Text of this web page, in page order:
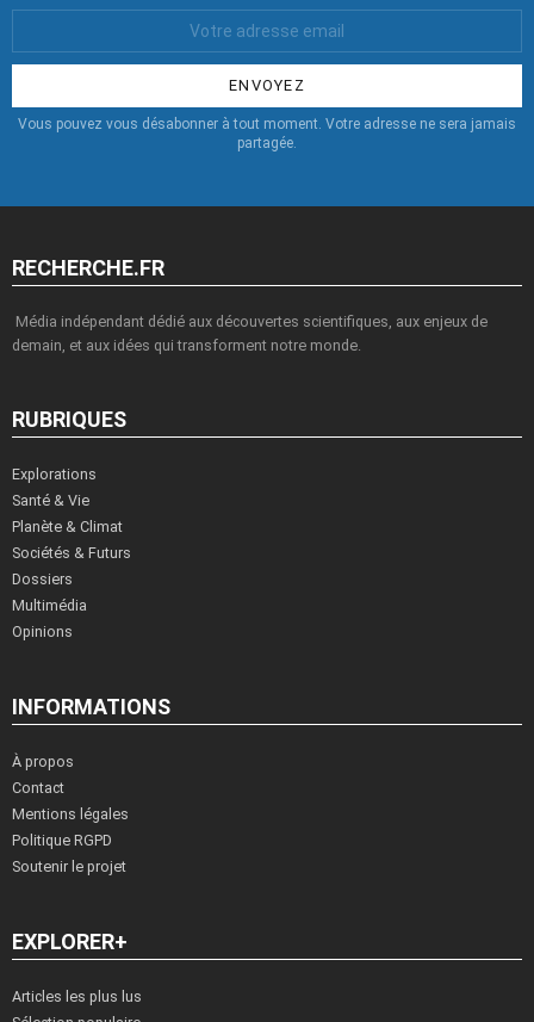
:
Vous pouvez vous désabonner à tout moment. Votre adresse ne sera jamais
partagée.
RECHERCHE.FR
Média indépendant dédié aux découvertes scientifiques, aux enjeux de
demain, et aux idées qui transforment notre monde.
RUBRIQUES
Explorations
Santé & Vie
Planète & Climat
Sociétés & Futurs
Dossiers
Multimédia
Opinions
INFORMATIONS
À propos
Contact
Mentions légales
Politique RGPD
Soutenir le projet
EXPLORER+
Articles les plus lus